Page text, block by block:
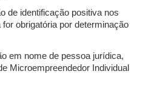
de identificação positiva nos
obrigatória por determinação
em nome de pessoa jurídica,
Microempreendedor Individual